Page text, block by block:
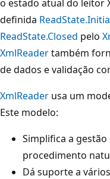
o estado atual do leitor
definida
ReadState.Closed pelo
XmlReadertambém
de dados e validação
XmlReader usa um
Este modelo:
Simplifica a
procedimento
Dá suporte a